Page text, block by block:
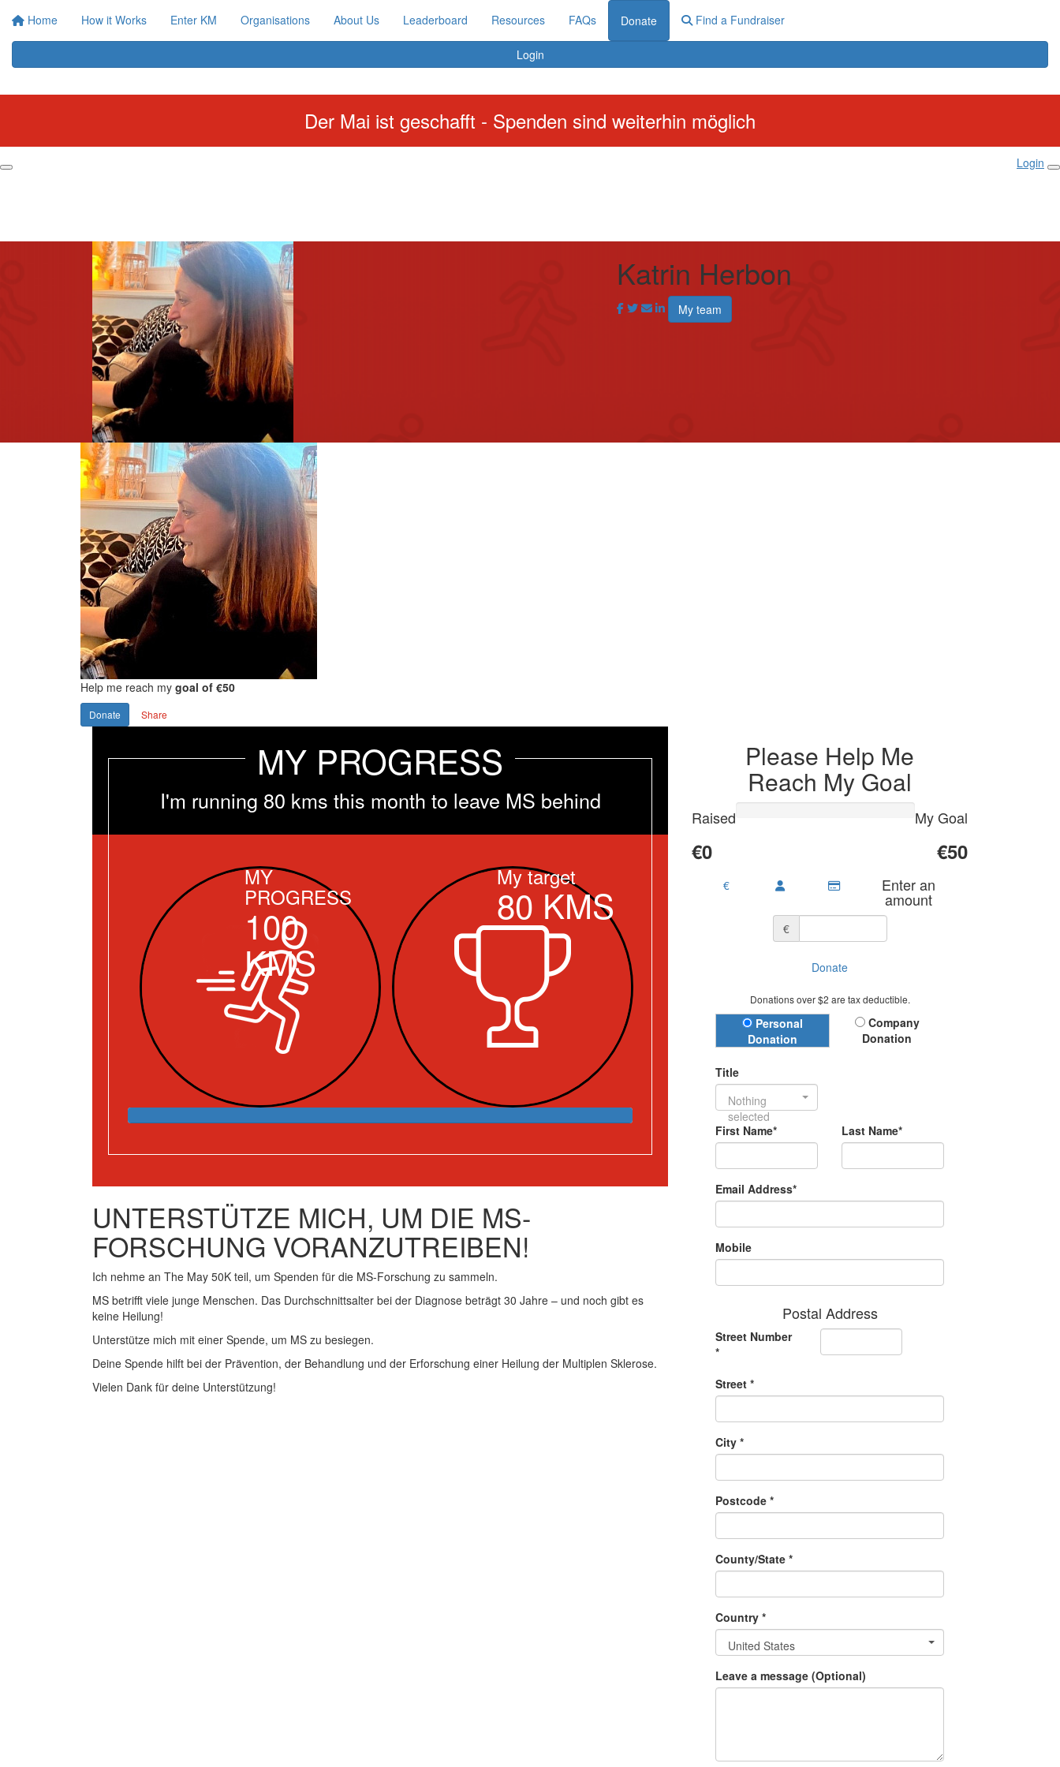
Home How it Works Enter KM Organisations About Us Leaderboard Resources FAQs Donate Find a Fundraiser
Login
Der Mai ist geschafft - Spenden sind weiterhin möglich
Login
Katrin Herbon
My team
Help me reach my goal of €50
Donate Share
Please Help Me
Reach My Goal
Raised
€0
My Goal
€50
€ Enter an
amount
€
Donate
Donations over $2 are tax deductible.
Donation Type
Personal
Donation
Company
Donation
Title
Nothing
selected
First Name*
Last Name*
Email Address*
Mobile
Postal Address
Street Number
*
Street *
City *
Postcode *
County/State *
Country *
United States
Leave a message (Optional)
MY PROGRESS
I'm running 80 kms this month to leave MS behind
MY
PROGRESS
100
KMS
My target
80 KMS
UNTERSTÜTZE MICH, UM DIE MS-
FORSCHUNG VORANZUTREIBEN!
Ich nehme an The May 50K teil, um Spenden für die MS-Forschung zu sammeln.
MS betrifft viele junge Menschen. Das Durchschnittsalter bei der Diagnose beträgt 30 Jahre – und noch gibt es
keine Heilung!
Unterstütze mich mit einer Spende, um MS zu besiegen.
Deine Spende hilft bei der Prävention, der Behandlung und der Erforschung einer Heilung der Multiplen Sklerose.
Vielen Dank für deine Unterstützung!